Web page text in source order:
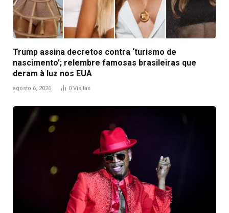
Trump assina decretos contra ‘turismo de
nascimento’; relembre famosas brasileiras que
deram à luz nos EUA
agosto 6, 2026 0 Visitas